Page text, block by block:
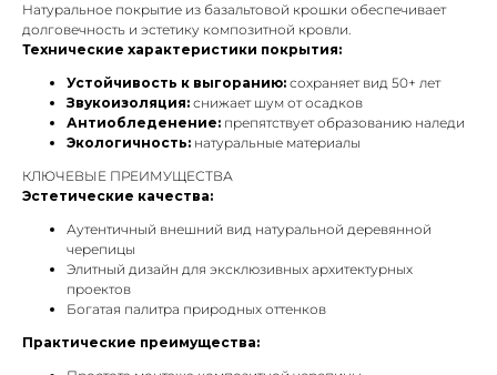
Натуральное покрытие из базальтовой крошки обеспечивает
долговечность и эстетику композитной кровли.
Технические характеристики покрытия:
Устойчивость к выгоранию: сохраняет вид 50+ лет
Звукоизоляция: снижает шум от осадков
Антиобледенение: препятствует образованию наледи
Экологичность: натуральные материалы
КЛЮЧЕВЫЕ ПРЕИМУЩЕСТВА
Эстетические качества:
Аутентичный внешний вид натуральной деревянной
черепицы
Элитный дизайн для эксклюзивных архитектурных
проектов
Богатая палитра природных оттенков
Практические преимущества: